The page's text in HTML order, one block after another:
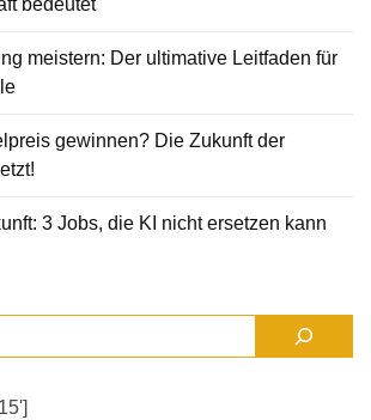
bedeutet
meistern: Der ultimative Leitfaden für
gewinnen? Die Zukunft der
3 Jobs, die KI nicht ersetzen kann